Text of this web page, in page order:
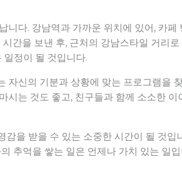
다. 강남역과 가까운 위치에 있어, 카
간을 보낸 후, 근처의 강남스타일 거리
정이 될 것입니다.
자신의 기분과 상황에 맞는 프로그램을
시는 것도 좋고, 친구들과 함께 소소한
을 받을 수 있는 소중한 시간이 될 것
추억을 쌓는 일은 언제나 가치 있는 일